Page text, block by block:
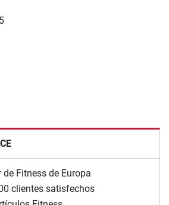
de Fitness de Europa
clientes satisfechos